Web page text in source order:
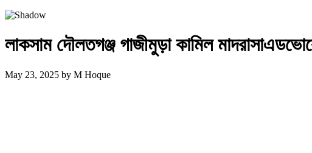
লাকসাম দৌলতগঞ্জ গাজীমুড়া কামিল
May 23, 2025 by M Hoque